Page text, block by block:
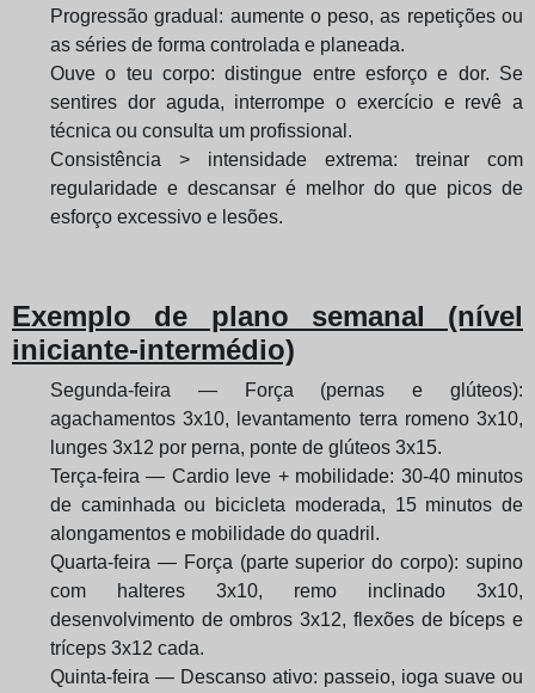
Progressão gradual: aumente o peso, as repetições ou
as séries de forma controlada e planeada.
Ouve o teu corpo: distingue entre esforço e dor. Se
sentires dor aguda, interrompe o exercício e revê a
técnica ou consulta um profissional.
Consistência > intensidade extrema: treinar com
regularidade e descansar é melhor do que picos de
esforço excessivo e lesões.
Exemplo de plano semanal (nível
iniciante-intermédio)
Segunda-feira — Força (pernas e glúteos):
agachamentos 3x10, levantamento terra romeno 3x10,
lunges 3x12 por perna, ponte de glúteos 3x15.
Terça-feira — Cardio leve + mobilidade: 30-40 minutos
de caminhada ou bicicleta moderada, 15 minutos de
alongamentos e mobilidade do quadril.
Quarta-feira — Força (parte superior do corpo): supino
com halteres 3x10, remo inclinado 3x10,
desenvolvimento de ombros 3x12, flexões de bíceps e
tríceps 3x12 cada.
Quinta-feira — Descanso ativo: passeio, ioga suave ou